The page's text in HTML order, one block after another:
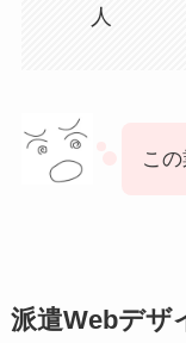
人
こ
派遣Webデザ